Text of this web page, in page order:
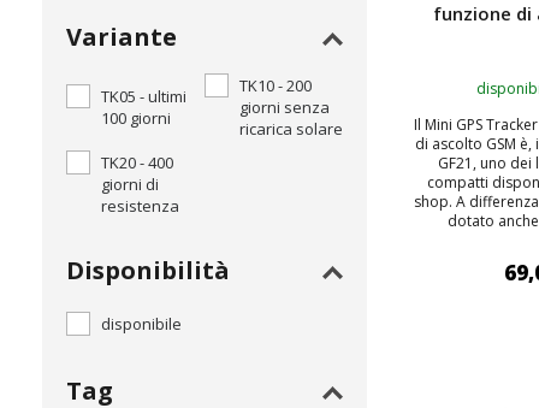
funzione di
Il Mini GPS
di ascolto GSM
GF21, uno
compatti
shop. A
dotato
Variante
TK05 - ultimi
100 giorni
TK10 - 200
giorni senza
ricarica solare
TK20 - 400
giorni di
resistenza
Disponibilità
disponibile
Tag